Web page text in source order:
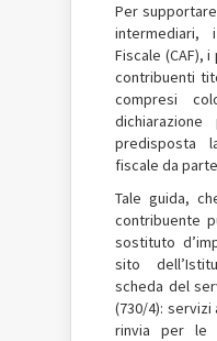
Per
intermediari,
Fiscale (CAF),
contribuenti
compresi
predisposta
fiscale da parte
Tale guida,
contribuente
sostituto
sito
scheda del
(730/4): servizi
rinvia per le